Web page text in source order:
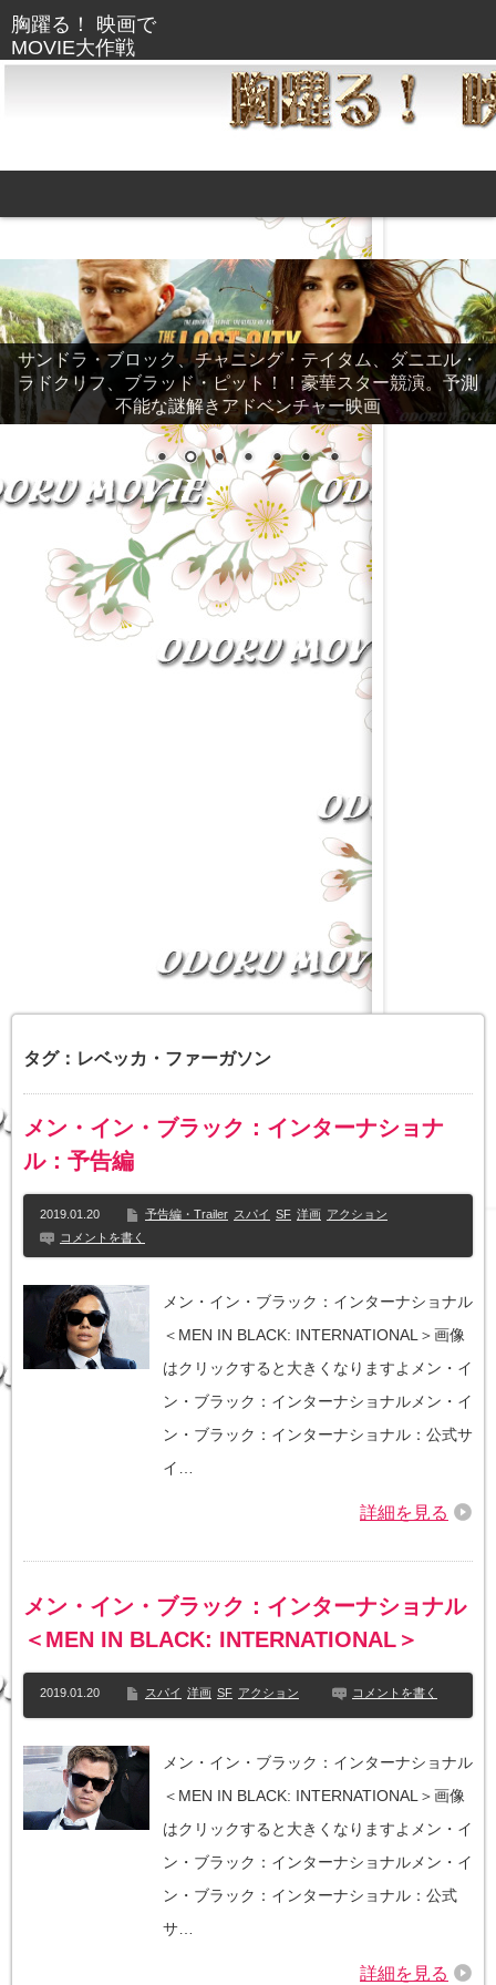
サンドラ・ブロック、チャニング・テイタム、ダニエル・
ラドクリフ、ブラッド・ピット！！豪華スター競演。予測
不能な謎解きアドベンチャー映画
タグ：レベッカ・ファーガソン
メン・イン・ブラック：インターナショナ
ル：予告編
2019.01.20 予告編・Trailer スパイ SF 洋画 アクション
コメントを書く
メン・イン・ブラック：インターナショナル
＜MEN IN BLACK: INTERNATIONAL＞画像
はクリックすると大きくなりますよメン・イ
ン・ブラック：インターナショナルメン・イ
ン・ブラック：インターナショナル：公式サ
イ…
詳細を見る
メン・イン・ブラック：インターナショナル
＜MEN IN BLACK: INTERNATIONAL＞
2019.01.20 スパイ 洋画 SF アクション コメントを書く
メン・イン・ブラック：インターナショナル
＜MEN IN BLACK: INTERNATIONAL＞画像
はクリックすると大きくなりますよメン・イ
ン・ブラック：インターナショナルメン・イ
ン・ブラック：インターナショナル：公式
サ…
詳細を見る